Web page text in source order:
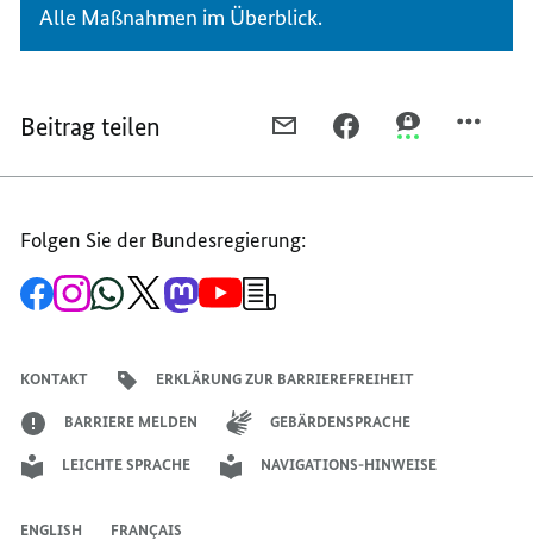
Alle Maßnahmen im Überblick.
Beitrag teilen
MAIL
SO
TEILEN, TEILEN,
Folgen Sie der Bundesregierung:
Zur
Facebook-
Zum
Instagram-
Zum
WhatsApp-
Zum
X-
Zum
Mastodon-
Zum
YouTube-Anmeldung
KONTAKT ERKLÄRUNG ZUR BARRIEREFREIHEIT
BARRIERE MELDEN GEBÄRDENSPRACHE
LEICHTE SPRACHE NAVIGATIONS-HINWEISE
ENGLISH FRANÇAIS